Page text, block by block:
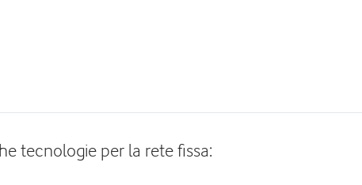
tecnologie per la rete fissa: